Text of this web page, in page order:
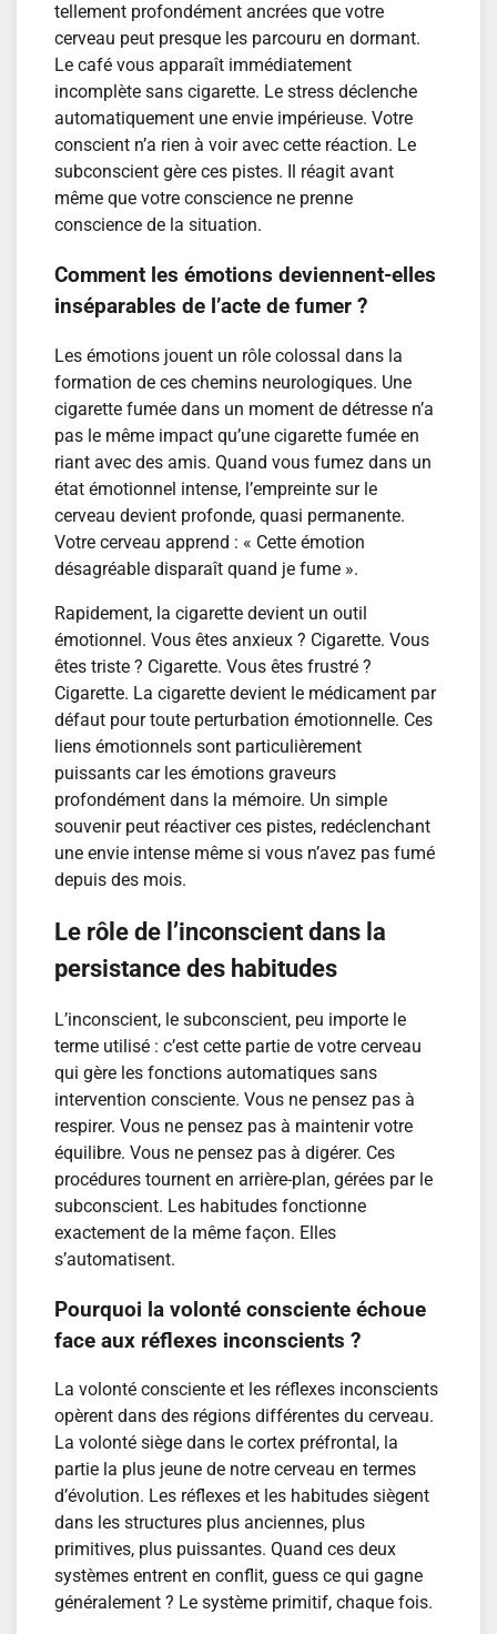
tellement profondément ancrées que votre
cerveau peut presque les parcouru en dormant.
Le café vous apparaît immédiatement
incomplète sans cigarette. Le stress déclenche
automatiquement une envie impérieuse. Votre
conscient n’a rien à voir avec cette réaction. Le
subconscient gère ces pistes. Il réagit avant
même que votre conscience ne prenne
conscience de la situation.
Comment les émotions deviennent-elles
inséparables de l’acte de fumer ?
Les émotions jouent un rôle colossal dans la
formation de ces chemins neurologiques. Une
cigarette fumée dans un moment de détresse n’a
pas le même impact qu’une cigarette fumée en
riant avec des amis. Quand vous fumez dans un
état émotionnel intense, l’empreinte sur le
cerveau devient profonde, quasi permanente.
Votre cerveau apprend : « Cette émotion
désagréable disparaît quand je fume ».
Rapidement, la cigarette devient un outil
émotionnel. Vous êtes anxieux ? Cigarette. Vous
êtes triste ? Cigarette. Vous êtes frustré ?
Cigarette. La cigarette devient le médicament par
défaut pour toute perturbation émotionnelle. Ces
liens émotionnels sont particulièrement
puissants car les émotions graveurs
profondément dans la mémoire. Un simple
souvenir peut réactiver ces pistes, redéclenchant
une envie intense même si vous n’avez pas fumé
depuis des mois.
Le rôle de l’inconscient dans la
persistance des habitudes
L’inconscient, le subconscient, peu importe le
terme utilisé : c’est cette partie de votre cerveau
qui gère les fonctions automatiques sans
intervention consciente. Vous ne pensez pas à
respirer. Vous ne pensez pas à maintenir votre
équilibre. Vous ne pensez pas à digérer. Ces
procédures tournent en arrière-plan, gérées par le
subconscient. Les habitudes fonctionne
exactement de la même façon. Elles
s’automatisent.
Pourquoi la volonté consciente échoue
face aux réflexes inconscients ?
La volonté consciente et les réflexes inconscients
opèrent dans des régions différentes du cerveau.
La volonté siège dans le cortex préfrontal, la
partie la plus jeune de notre cerveau en termes
d’évolution. Les réflexes et les habitudes siègent
dans les structures plus anciennes, plus
primitives, plus puissantes. Quand ces deux
systèmes entrent en conflit, guess ce qui gagne
généralement ? Le système primitif, chaque fois.